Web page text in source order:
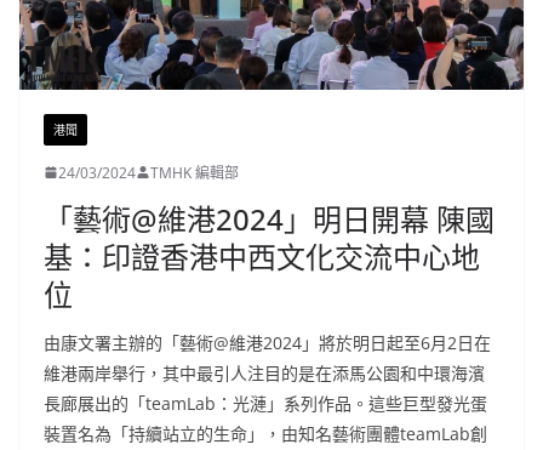
港聞
24/03/2024 TMHK 編輯部
「藝術@維港2024」明日開幕 陳國
基：印證香港中西文化交流中心地
位
由康文署主辦的「藝術@維港2024」將於明日起至6月2日在
維港兩岸舉行，其中最引人注目的是在添馬公園和中環海濱
長廊展出的「teamLab：光漣」系列作品。這些巨型發光蛋
裝置名為「持續站立的生命」，由知名藝術團體teamLab創